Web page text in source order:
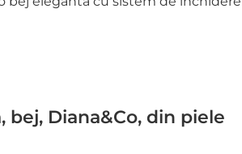
bej, Diana&Co, din piele